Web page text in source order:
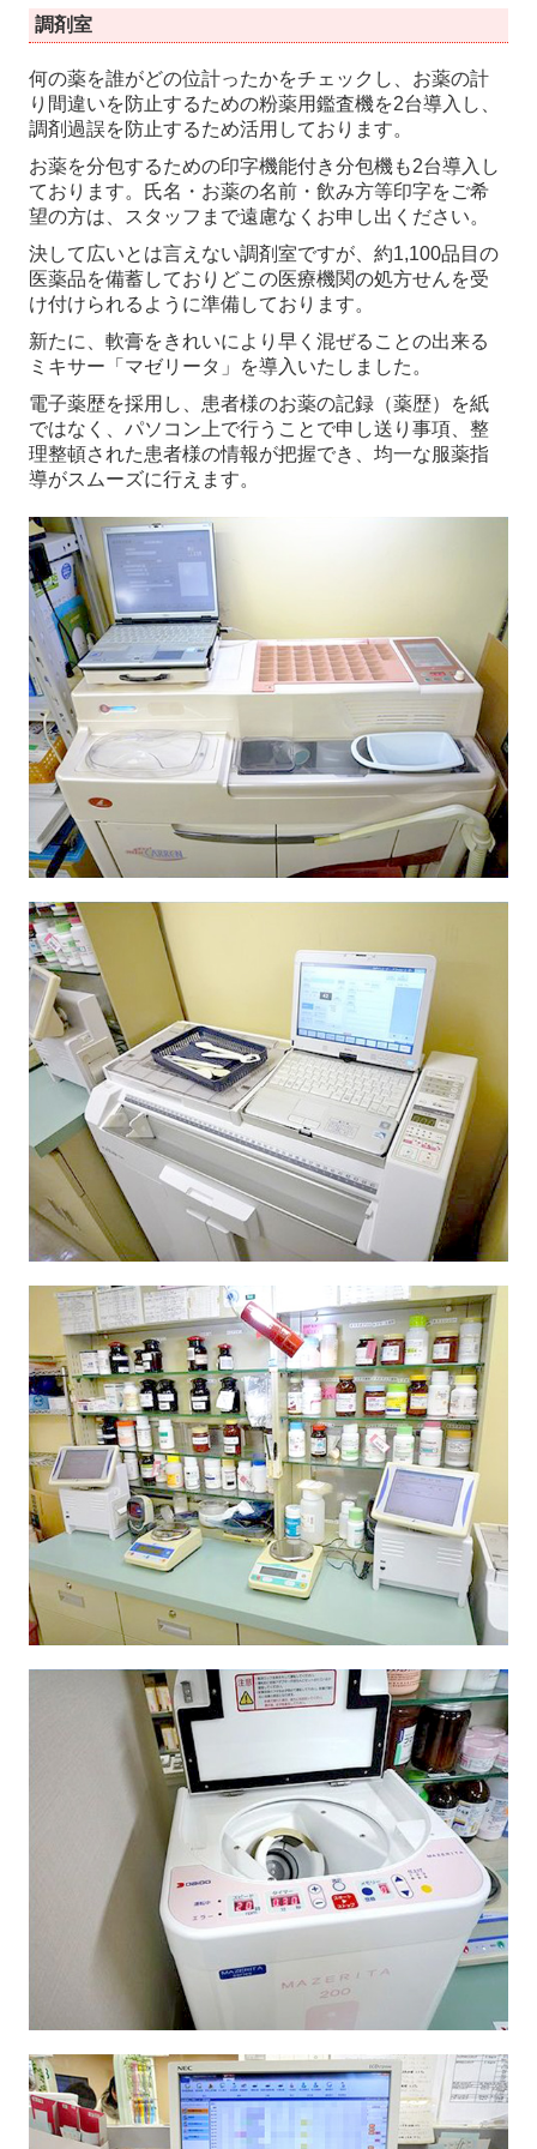
調剤室
何の薬を誰がどの位計ったかをチェックし、お薬の計
り間違いを防止するための粉薬用鑑査機を2台導入し、
調剤過誤を防止するため活用しております。
お薬を分包するための印字機能付き分包機も2台導入し
ております。氏名・お薬の名前・飲み方等印字をご希
望の方は、スタッフまで遠慮なくお申し出ください。
決して広いとは言えない調剤室ですが、約1,100品目の
医薬品を備蓄しておりどこの医療機関の処方せんを受
け付けられるように準備しております。
新たに、軟膏をきれいにより早く混ぜることの出来る
ミキサー「マゼリータ」を導入いたしました。
電子薬歴を採用し、患者様のお薬の記録（薬歴）を紙
ではなく、パソコン上で行うことで申し送り事項、整
理整頓された患者様の情報が把握でき、均一な服薬指
導がスムーズに行えます。